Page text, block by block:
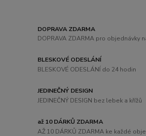
DOPRAVA ZDARMA
DOPRAVA ZDARMA pro objednávky
BLESKOVÉ ODESLÁNÍ
BLESKOVÉ ODESLÁNÍ do 24 hodin
JEDINEČNÝ DESIGN
JEDINEČNÝ DESIGN bez lebek a křížů
až 10 DÁRKŮ ZDARMA
AŽ 10 DÁRKŮ ZDARMA ke každé